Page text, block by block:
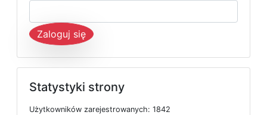
Zaloguj się
Statystyki strony
Użytkowników zarejestrowanych: 1842